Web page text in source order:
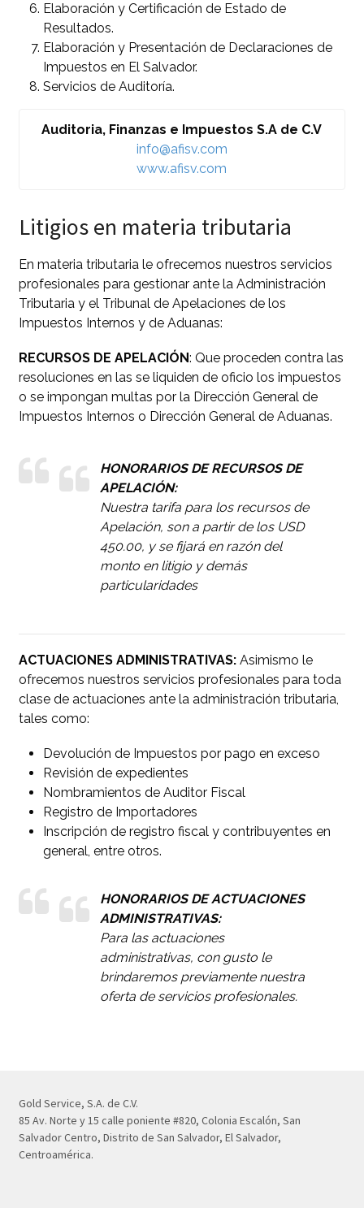
Elaboración y Certificación de Estado de
Resultados.
Elaboración y Presentación de Declaraciones de
Impuestos en El Salvador.
Servicios de Auditoría.
Auditoria, Finanzas e Impuestos S.A de C.V
info@afisv.com
www.afisv.com
Litigios en materia tributaria
En materia tributaria le ofrecemos nuestros servicios
profesionales para gestionar ante la Administración
Tributaria y el Tribunal de Apelaciones de los
Impuestos Internos y de Aduanas:
RECURSOS DE APELACIÓN: Que proceden contra las
resoluciones en las se liquiden de oficio los impuestos
o se impongan multas por la Dirección General de
Impuestos Internos o Dirección General de Aduanas.
HONORARIOS DE RECURSOS DE
APELACIÓN:
Nuestra tarifa para los recursos de
Apelación, son a partir de los USD
450.00, y se fijará en razón del
monto en litigio y demás
particularidades
ACTUACIONES ADMINISTRATIVAS:Asimismo le
ofrecemos nuestros servicios profesionales para toda
clase de actuaciones ante la administración tributaria,
tales como:
Devolución de Impuestos por pago en exceso
Revisión de expedientes
Nombramientos de Auditor Fiscal
Registro de Importadores
Inscripción de registro fiscal y contribuyentes en
general, entre otros.
HONORARIOS DE ACTUACIONES
ADMINISTRATIVAS:
Para las actuaciones
administrativas, con gusto le
brindaremos previamente nuestra
oferta de servicios profesionales.
Gold Service, S.A. de C.V.
85 Av. Norte y 15 calle poniente #820, Colonia Escalón, San
Salvador Centro, Distrito de San Salvador, El Salvador,
Centroamérica.